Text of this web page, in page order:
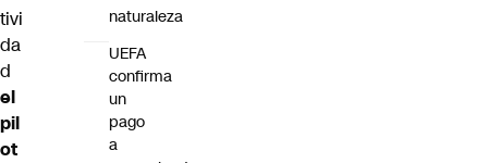
tivi
da
d
el
pil
ot
naturaleza
UEFA
confirma
un
pago
a